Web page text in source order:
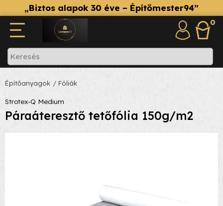
„Biztos alapok 30 éve – Építőmester94”
0
Építőanyagok / Fóliák
Strotex-Q Medium
Páraáteresztő tetőfólia 150g/m2